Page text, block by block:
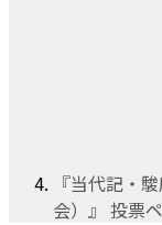
『当代記・
会）』 投票